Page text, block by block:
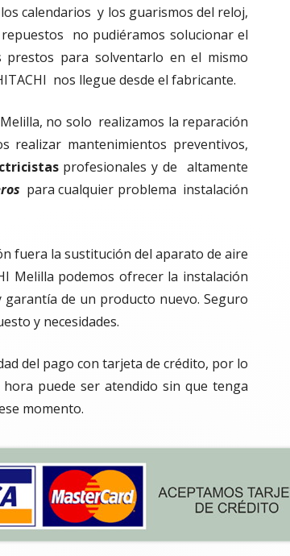
calendarios y los guarismos del reloj,
no pudiéramos solucionar el
para solventarlo en el mismo
nos llegue desde el fabricante.
Melilla, no solo realizamos la reparación
realizar mantenimientos preventivos,
profesionales y de altamente
para cualquier problema instalación
fuera la sustitución del aparato de aire
Melilla podemos ofrecer la instalación
de un producto nuevo. Seguro
y necesidades.
del pago con tarjeta de crédito, por lo
puede ser atendido sin que tenga
momento.